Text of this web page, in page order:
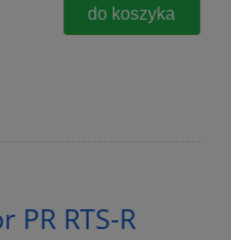
do koszyka
PR RTS-R